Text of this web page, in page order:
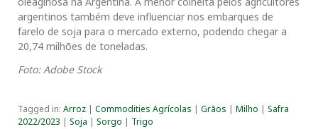
argentinos também deve influenciar nos embarques de
farelo de soja para o mercado externo, podendo chegar a
20,74 milhões de toneladas.
Foto: Adobe Stock
Tagged in: Arroz | Commodities Agrícolas | Grãos | Milho | Safra
2022/2023 | Soja | Sorgo | Trigo